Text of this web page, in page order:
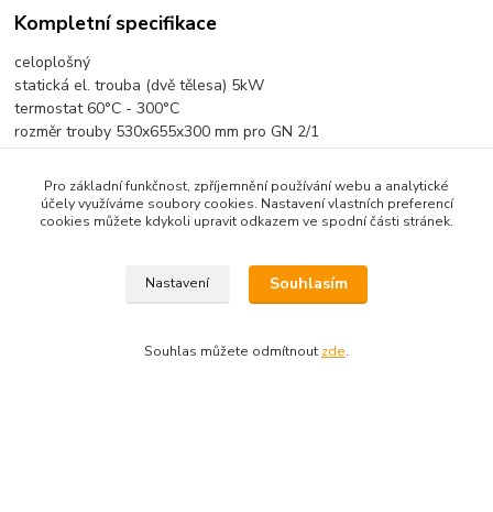
Kompletní specifikace
celoplošný
statická el. trouba (dvě tělesa) 5kW
termostat 60°C - 300°C
rozměr trouby 530x655x300 mm pro GN 2/1
standardně dodáván 1 rošt
příkon : 12,7 kW / 400 V
rozměry : Š x H x V : 700x700x850 mm
Zboží zařazeno v kategoriích
Pro základní funkčnost, zpříjemnění používání webu a analytické
účely využíváme soubory cookies. Nastavení vlastních preferencí
cookies můžete kdykoli upravit odkazem ve spodní části stránek.
Nastavení Souhlasím
Souhlas můžete odmítnout zde.